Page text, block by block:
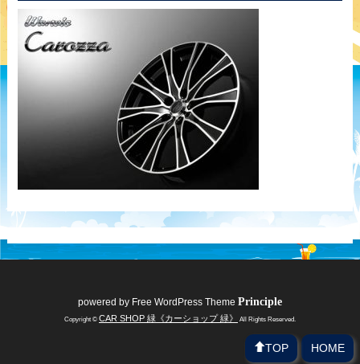
powered by Free WordPress Theme Principle
Copyright © CAR SHOP 緑《カーショップ 緑》 All Rights Reserved.
HOME
TOP